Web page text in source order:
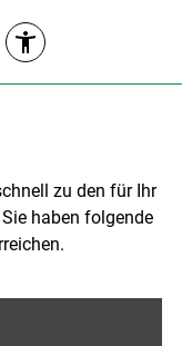
zu den für Ihr
haben folgende